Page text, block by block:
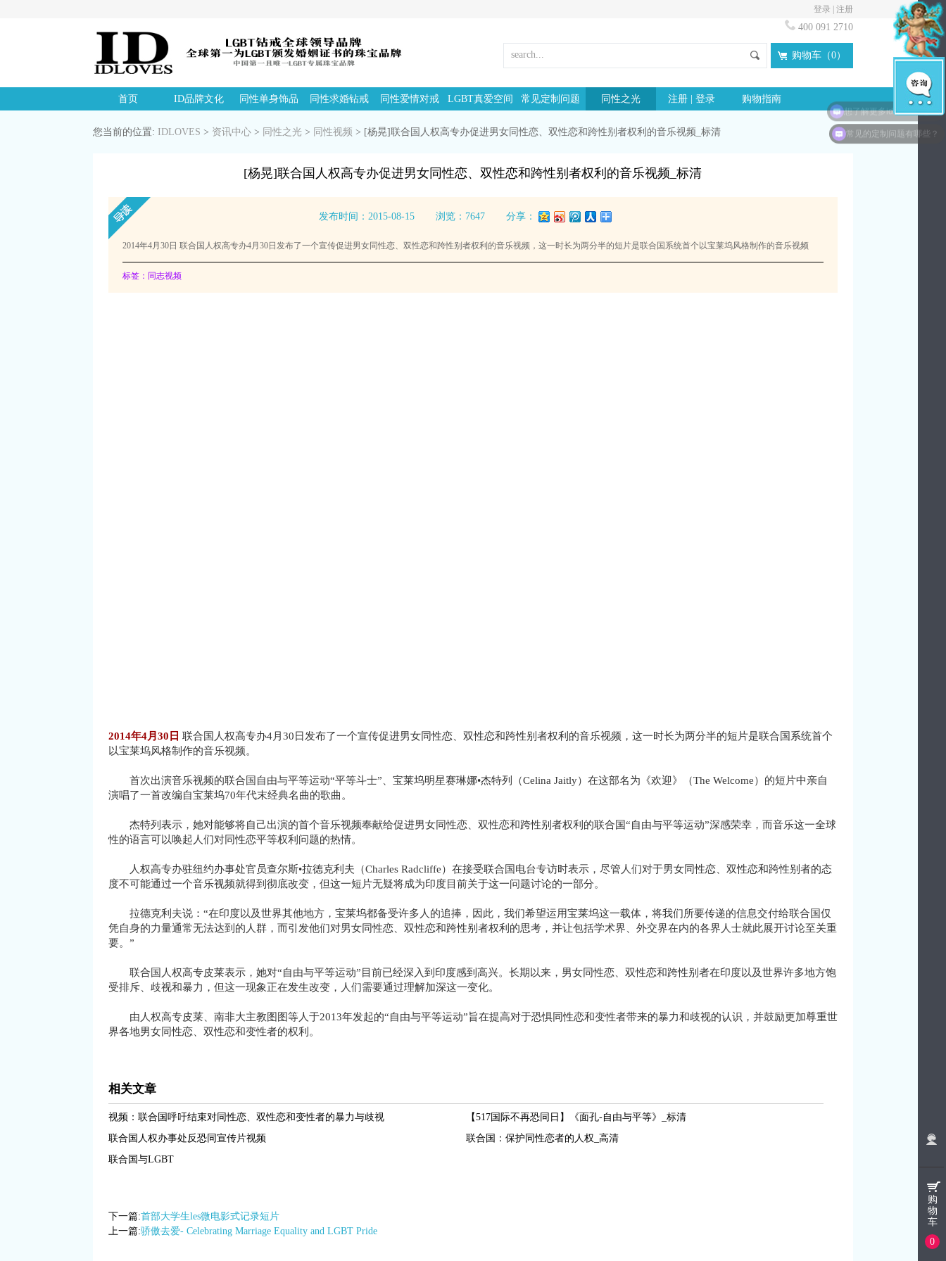
登录 注册
400 091 2710
购物车（0）
首页 ID品牌文化 同性单身饰品 同性求婚钻戒 同性爱情对戒 LGBT真爱空间 常见定制问题 同性之光 注册 | 登录 购物指南
您当前的位置: IDLOVES > 资讯中心 > 同性之光 > 同性视频 > [杨晃]联合国人权高专办促进男女同性恋、双性恋和跨性别者权利的音乐视频_标清
[杨晃]联合国人权高专办促进男女同性恋、双性恋和跨性别者权利的音乐视频_标清
发布时间：2015-08-15 浏览：7647 分享：
2014年4月30日 联合国人权高专办4月30日发布了一个宣传促进男女同性恋、双性恋和跨性别者权利的音乐视频，这一时长为两分半的短片是联合国系统首个以宝莱坞风格制作的音乐视频
标签：同志视频
2014年4月30日 联合国人权高专办4月30日发布了一个宣传促进男女同性恋、双性恋和跨性别者权利的音乐视频，这一时长为两分半的短片是联合国系统首个
以宝莱坞风格制作的音乐视频。
首次出演音乐视频的联合国自由与平等运动“平等斗士”、宝莱坞明星赛琳娜•杰特列（Celina Jaitly）在这部名为《欢迎》（The Welcome）的短片中亲自
演唱了一首改编自宝莱坞70年代末经典名曲的歌曲。
杰特列表示，她对能够将自己出演的首个音乐视频奉献给促进男女同性恋、双性恋和跨性别者权利的联合国“自由与平等运动”深感荣幸，而音乐这一全球
性的语言可以唤起人们对同性恋平等权利问题的热情。
人权高专办驻纽约办事处官员查尔斯•拉德克利夫（Charles Radcliffe）在接受联合国电台专访时表示，尽管人们对于男女同性恋、双性恋和跨性别者的态
度不可能通过一个音乐视频就得到彻底改变，但这一短片无疑将成为印度目前关于这一问题讨论的一部分。
拉德克利夫说：“在印度以及世界其他地方，宝莱坞都备受许多人的追捧，因此，我们希望运用宝莱坞这一载体，将我们所要传递的信息交付给联合国仅
凭自身的力量通常无法达到的人群，而引发他们对男女同性恋、双性恋和跨性别者权利的思考，并让包括学术界、外交界在内的各界人士就此展开讨论至关重
要。”
联合国人权高专皮莱表示，她对“自由与平等运动”目前已经深入到印度感到高兴。长期以来，男女同性恋、双性恋和跨性别者在印度以及世界许多地方饱
受排斥、歧视和暴力，但这一现象正在发生改变，人们需要通过理解加深这一变化。
由人权高专皮莱、南非大主教图图等人于2013年发起的“自由与平等运动”旨在提高对于恐惧同性恋和变性者带来的暴力和歧视的认识，并鼓励更加尊重世
界各地男女同性恋、双性恋和变性者的权利。
相关文章
视频：联合国呼吁结束对同性恋、双性恋和变性者的暴力与歧视
【517国际不再恐同日】《面孔-自由与平等》_标清
联合国人权办事处反恐同宣传片视频
联合国：保护同性恋者的人权_高清
联合国与LGBT
下一篇:首部大学生les微电影式记录短片
上一篇:骄傲去爱- Celebrating Marriage Equality and LGBT Pride
购
物
车
0
常见的定制问题有哪些？
想了解更多idloves信息？